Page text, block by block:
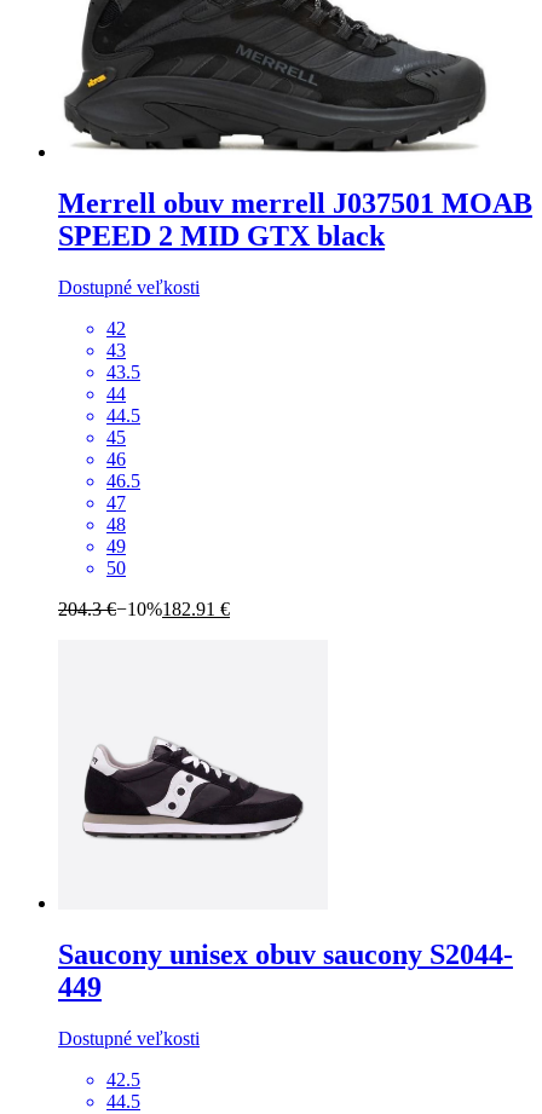
Merrell obuv merrell J037501 MOAB
SPEED 2 MID GTX black
Dostupné veľkosti
42
43
43.5
44
44.5
45
46
46.5
47
48
49
50
204.3 €−10%182.91 €
Saucony unisex obuv saucony S2044-
449
Dostupné veľkosti
42.5
44.5